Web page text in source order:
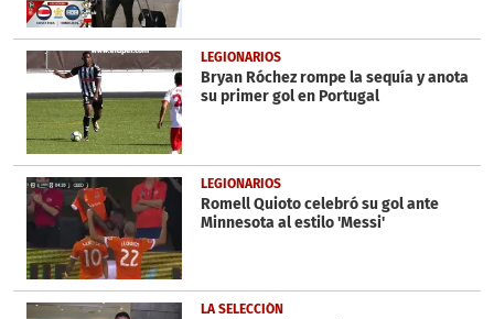
LEGIONARIOS
Bryan Róchez rompe la sequía y anota
su primer gol en Portugal
LEGIONARIOS
Romell Quioto celebró su gol ante
Minnesota al estilo 'Messi'
LA SELECCIÓN